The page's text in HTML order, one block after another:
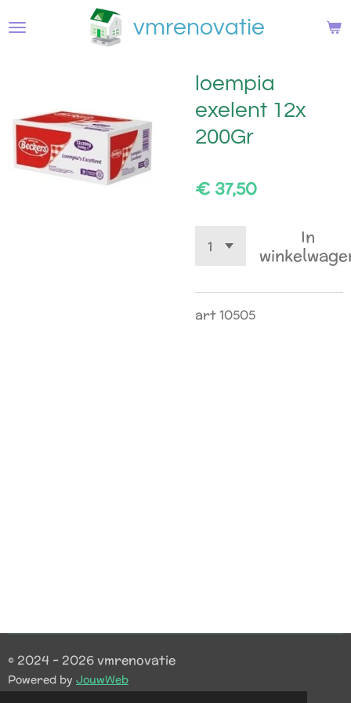
direct
vmrenovatie
loempia
exelent 12x
200Gr
€ 37,50
In
art 10505
© 2024 - 2026 vmrenovatie
Powered by JouwWeb